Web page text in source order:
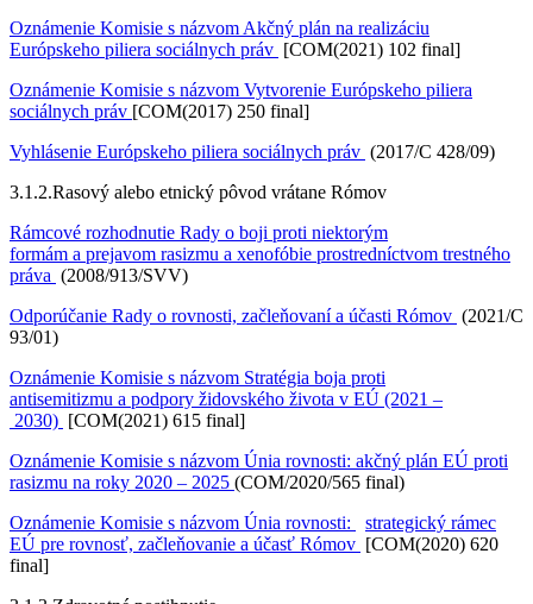
Oznámenie Komisie s názvom Akčný plán na realizáciu
Európskeho piliera sociálnych práv [COM(2021) 102 final]
Oznámenie Komisie s názvom Vytvorenie Európskeho piliera
sociálnych práv [COM(2017) 250 final]
Vyhlásenie Európskeho piliera sociálnych práv (2017/C 428/09)
3.1.2.Rasový alebo etnický pôvod vrátane Rómov
Rámcové rozhodnutie Rady o boji proti niektorým
formám a prejavom rasizmu a xenofóbie prostredníctvom trestného
práva (2008/913/SVV)
Odporúčanie Rady o rovnosti, začleňovaní a účasti Rómov (2021/C
93/01)
Oznámenie Komisie s názvom Stratégia boja proti
antisemitizmu a podpory židovského života v EÚ (2021 –
2030) [COM(2021) 615 final]
Oznámenie Komisie s názvom Únia rovnosti: akčný plán EÚ proti
rasizmu na roky 2020 – 2025 (COM/2020/565 final)
Oznámenie Komisie s názvom Únia rovnosti:
strategický rámec
EÚ pre rovnosť, začleňovanie a účasť Rómov [COM(2020) 620
final]